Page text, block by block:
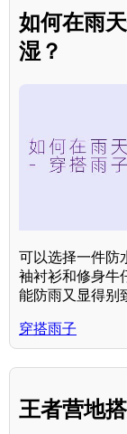
如何在雨
湿？
可以选择一件防
袖衬衫和修身牛
能防雨又显得别
穿搭雨子
王者营地